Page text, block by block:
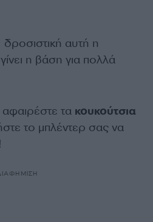
αυτή η
η βάση για πολλά
τα κουκούτσια
το μπλέντερ σας να